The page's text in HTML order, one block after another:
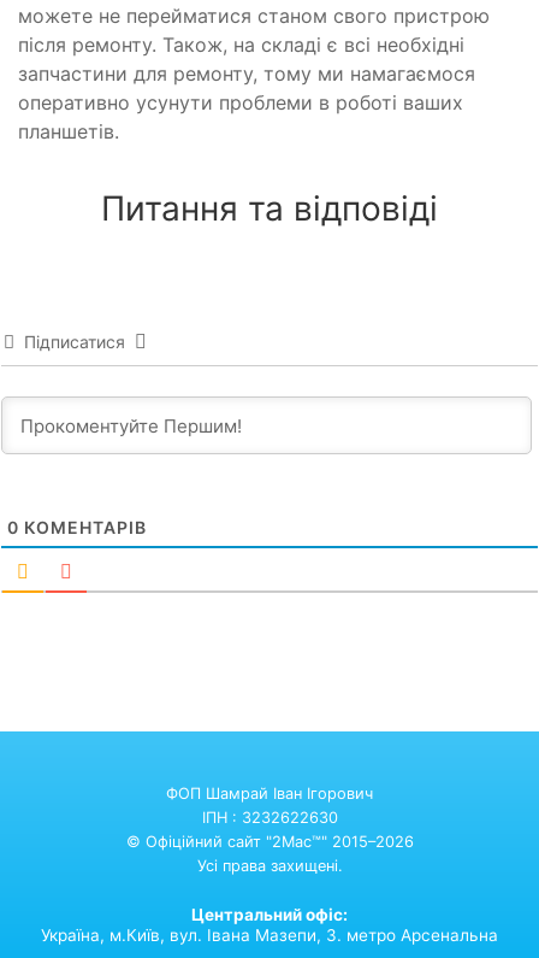
можете не перейматися станом свого пристрою
після ремонту. Також, на складі є всі необхідні
запчастини для ремонту, тому ми намагаємося
оперативно усунути проблеми в роботі ваших
планшетів.
Питання та відповіді
Підписатися
0 КОМЕНТАРІВ
ФОП Шамрай Іван Ігорович
ІПН : 3232622630
© Офіційний сайт "2Mac™" 2015–2026
Усі права захищені.
Центральний офіс:
Україна, м.Київ, вул. Івана Мазепи, 3. метро Арсенальна